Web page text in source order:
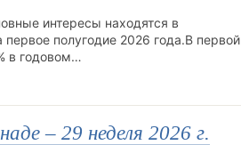
интересы находятся в
полугодие 2026 года.В первой
в годовом…
– 29 неделя 2026 г.